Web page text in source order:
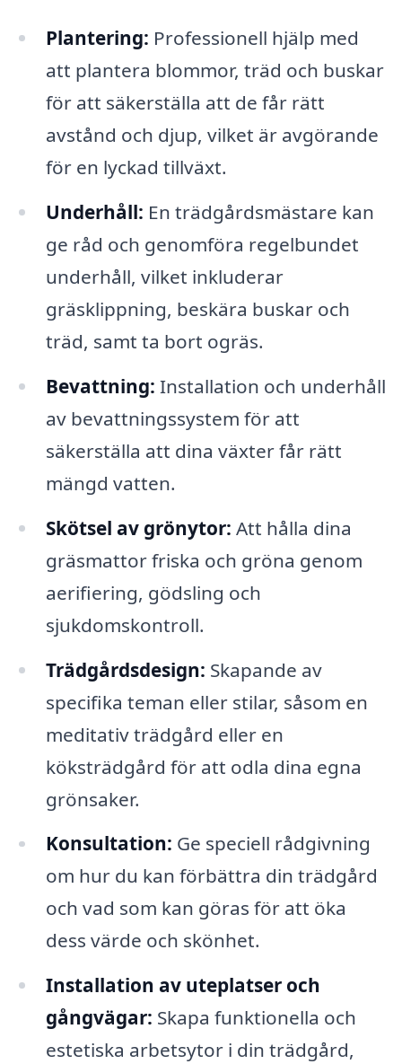
Plantering: Professionell hjälp med
att plantera blommor, träd och buskar
för att säkerställa att de får rätt
avstånd och djup, vilket är avgörande
för en lyckad tillväxt.
Underhåll: En trädgårdsmästare kan
ge råd och genomföra regelbundet
underhåll, vilket inkluderar
gräsklippning, beskära buskar och
träd, samt ta bort ogräs.
Bevattning: Installation och underhåll
av bevattningssystem för att
säkerställa att dina växter får rätt
mängd vatten.
Skötsel av grönytor: Att hålla dina
gräsmattor friska och gröna genom
aerifiering, gödsling och
sjukdomskontroll.
Trädgårdsdesign: Skapande av
specifika teman eller stilar, såsom en
meditativ trädgård eller en
köksträdgård för att odla dina egna
grönsaker.
Konsultation: Ge speciell rådgivning
om hur du kan förbättra din trädgård
och vad som kan göras för att öka
dess värde och skönhet.
Installation av uteplatser och
gångvägar: Skapa funktionella och
estetiska arbetsytor i din trädgård,